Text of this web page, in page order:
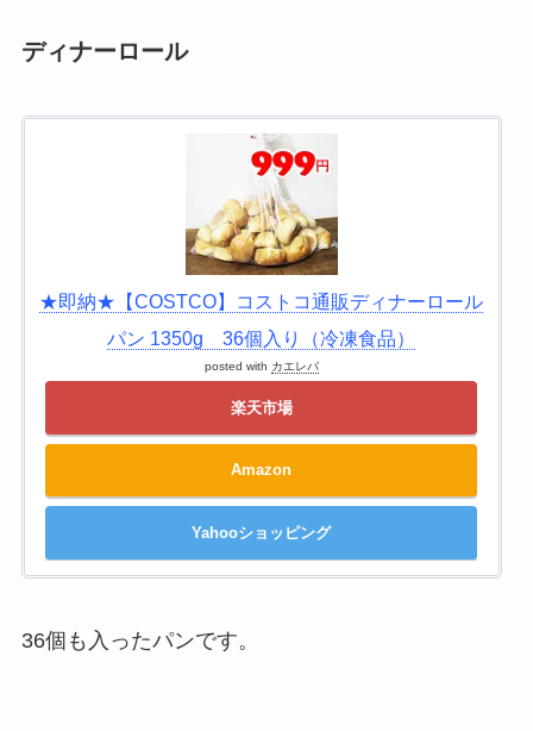
ディナーロール
★即納★【COSTCO】コストコ通販ディナーロール
パン 1350g 36個入り（冷凍食品）
posted with カエレバ
楽天市場
Amazon
Yahooショッピング
36個も入ったパンです。